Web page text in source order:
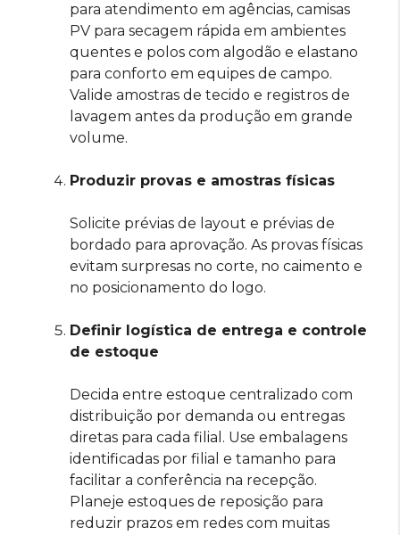
para atendimento em agências, camisas
PV para secagem rápida em ambientes
quentes e polos com algodão e elastano
para conforto em equipes de campo.
Valide amostras de tecido e registros de
lavagem antes da produção em grande
volume.
Produzir provas e amostras físicas
Solicite prévias de layout e prévias de
bordado para aprovação. As provas físicas
evitam surpresas no corte, no caimento e
no posicionamento do logo.
Definir logística de entrega e controle
de estoque
Decida entre estoque centralizado com
distribuição por demanda ou entregas
diretas para cada filial. Use embalagens
identificadas por filial e tamanho para
facilitar a conferência na recepção.
Planeje estoques de reposição para
reduzir prazos em redes com muitas